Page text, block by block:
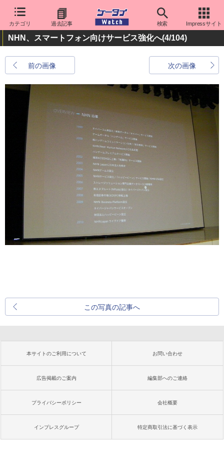
カテゴリ 過去記事 検索 Impressサイト
NHN、スマートフォン向けサービス強化へ(4/104)
前の画像 次の画像
この写真の記事へ
本サイトのご利用について お問い合わせ
広告掲載のご案内 編集部へのご連絡
プライバシーポリシー 会社概要
インプレスグループ 特定商取引法に基づく表示